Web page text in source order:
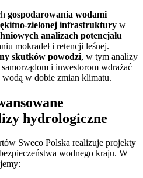
gospodarowania wodami
zielonej infrastruktury w
analizach potencjału
mokradeł i retencji leśnej.
skutków powodzi, w tym analizy
i inwestorom wdrażać
wodą w dobie zmian klimatu.
hydrologiczne
Sweco Polska realizuje projekty
wodnego kraju. W